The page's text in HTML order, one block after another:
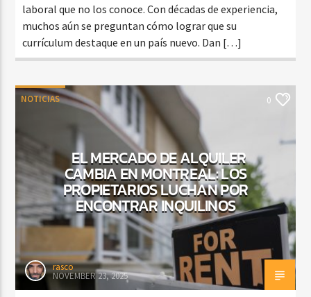
laboral que no los conoce. Con décadas de experiencia,
muchos aún se preguntan cómo lograr que su
currículum destaque en un país nuevo. Dan […]
NOTICIAS 0
EL MERCADO DE ALQUILER
CAMBIA EN MONTREAL: LOS
PROPIETARIOS LUCHAN POR
ENCONTRAR INQUILINOS
rasco
NOVEMBER 23, 2025